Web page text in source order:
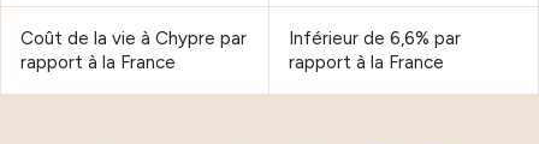
Coût de la vie à Chypre par
rapport à la France
Inférieur de 6,6% par
rapport à la France